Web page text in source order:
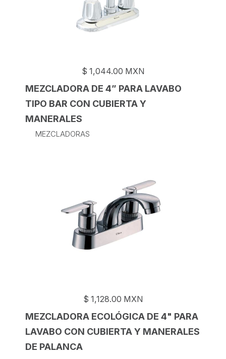
$ 1,044.00 MXN
MEZCLADORA DE 4” PARA LAVABO
TIPO BAR CON CUBIERTA Y
MANERALES
MEZCLADORAS
$ 1,128.00 MXN
MEZCLADORA ECOLÓGICA DE 4" PARA
LAVABO CON CUBIERTA Y MANERALES
DE PALANCA